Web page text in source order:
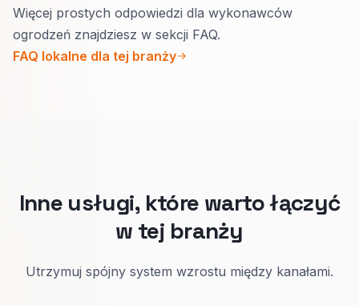
Gdy inny jest zakres pracy, klient albo pilność,
osobne strony utrzymują szczere nagłówki i
dowód.
Więcej prostych odpowiedzi dla wykonawców
ogrodzeń znajdziesz w sekcji FAQ.
FAQ lokalne dla tej branży
Inne usługi, które warto łączyć
w tej branży
Utrzymuj spójny system wzrostu między kanałami.